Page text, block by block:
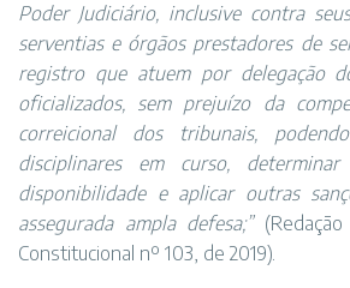
Poder Judiciário, inclusive contra
serventias e órgãos prestadores de
registro que atuem por delegação
oficializados, sem prejuízo da
correicional dos tribunais,
disciplinares em curso,
disponibilidade e aplicar outras
assegurada ampla defesa;”
Constitucional nº 103, de 2019).